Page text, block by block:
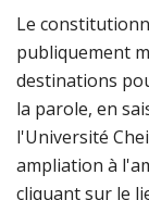
Contactez-nous
Qui sommes
Galerie
Nos
Media
Le
publiquement
destinations
la parole, en
l'Université
ampliation à
cliquant sur le